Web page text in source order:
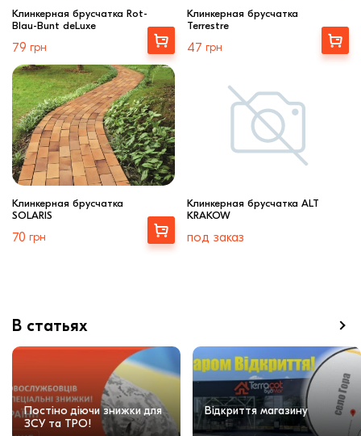
Клинкерная брусчатка Rot-
Blau-Bunt deLuxe
79 грн
Купити
Клинкерная брусчатка
Terrestre
47 грн
Купити
Клинкерная брусчатка
SOLARIS
70 грн
Купити
Клинкерная брусчатка ALT
KRAKOW
под заказ
В статьях
Постіно діючи знижки для
ЗСУ та ТРО!
Відкриття магазину